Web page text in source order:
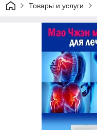
Товары и услуги